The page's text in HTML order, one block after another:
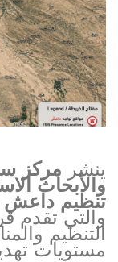
ينشر مركز
والأبحاث
تنظيم داعش
والتي تقدم
التنظيم
مستويات